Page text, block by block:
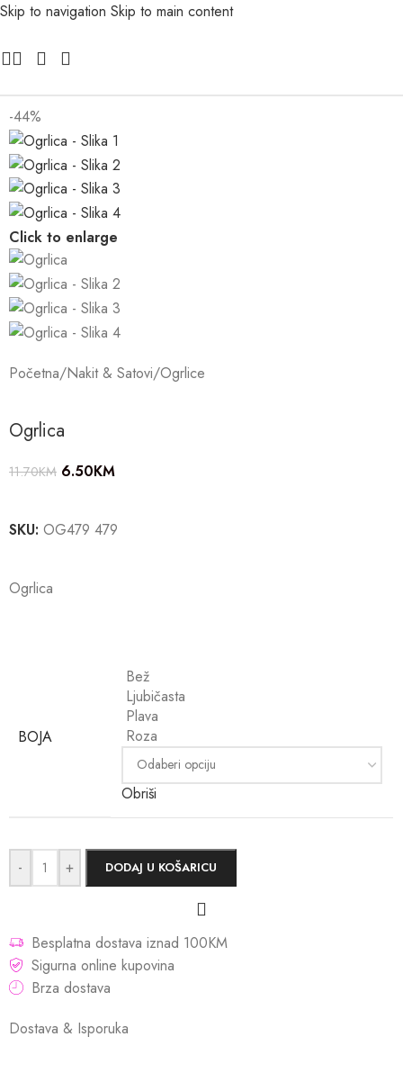
Skip to navigation Skip to main content
-44%
Click to enlarge
Početna/Nakit & Satovi/Ogrlice
Ogrlica
11.70KM 6.50KM
SKU: OG479 479
Ogrlica
BOJA
Bež
Ljubičasta
Plava
Roza
Obriši
- + DODAJ U KOŠARICU
Besplatna dostava iznad 100KM
Sigurna online kupovina
Brza dostava
Dostava & Isporuka